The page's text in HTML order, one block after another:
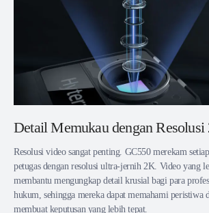
Detail Memukau dengan
Resolusi video sangat penting. GC550 merekam
petugas dengan resolusi ultra-jernih 2K. Video yang
membantu mengungkap detail krusial bagi para
hukum, sehingga mereka dapat memahami peristiwa
membuat keputusan yang lebih tepat.